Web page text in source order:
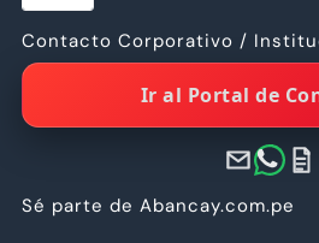
Contacto Corporativo /
Ir al Portal de
Sé parte de Abancay.com.pe